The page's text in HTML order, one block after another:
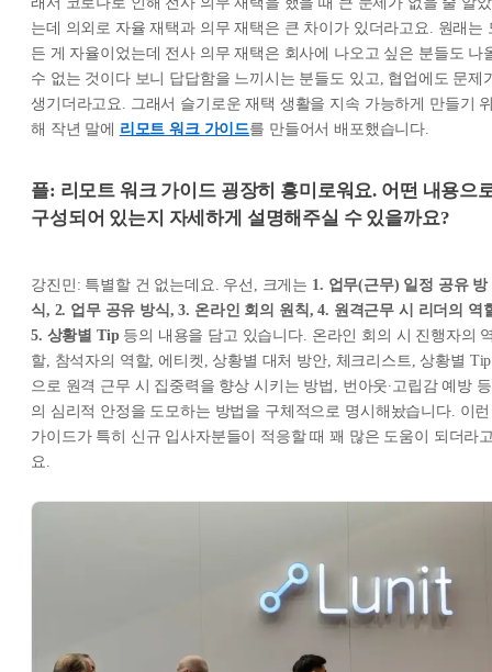
는데 의외로 자율 재택과 의무 재택은 큰 차이가 있더라고요. 원래는
든 게 자율이었는데 전사 의무 재택은 회사에 나오고 싶은 분들도 나
수 없는 것이다 보니 답답함을 느끼시는 분들도 있고, 협업에도 문제
생기더라고요. 그래서 슬기로운 재택 생활을 지속 가능하게 만들기
해 작년 말에 리모트 워크 가이드를 만들어서 배포했습니다.
플: 리모트 워크 가이드 굉장히 흥미로워요. 어떤 내용으
구성되어 있는지 자세하게 설명해주실 수 있을까요?
강진민: 특별할 건 없는데요. 우선, 크게는 1. 업무(근무) 일정 공유 방
식, 2. 업무 공유 방식, 3. 온라인 회의 원칙, 4. 원격근무 시 리더의 역
5. 상황별 Tip등의 내용을 담고 있습니다. 온라인 회의 시 진행자의
할, 참석자의 역할, 에티켓, 상황별 대처 방안, 체크리스트, 상황별 Tip
으로 원격 근무 시 집중력을 향상 시키는 방법, 번아웃∙고립감 예방 등
의 심리적 안정을 도모하는 방법을 구체적으로 명시해놨습니다. 이런
가이드가 특히 신규 입사자분들이 적응할 때 꽤 많은 도움이 되더라
요.